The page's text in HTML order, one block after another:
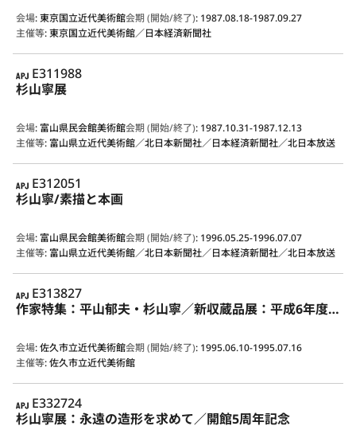
会場:東京国立近代美術館会期 (開始/終了): 1987.08.18-1987.09.27
主催等:東京国立近代美術館／日本経済新聞社
APJ
E311988
杉山寧展
会場: 富山県民会館美術館会期 (開始/終了): 1987.10.31-1987.12.13
主催等: 富山県立近代美術館／北日本新聞社／日本経済新聞社／北日本放送
APJ
E312051
杉山寧/素描と本画
会場: 富山県民会館美術館会期 (開始/終了): 1996.05.25-1996.07.07
主催等: 富山県立近代美術館／北日本新聞社／日本経済新聞社／北日本放送
APJ
E313827
作家特集：平山郁夫・杉山寧／新収蔵品展：平成6年度収蔵／館蔵名品選：書・彫刻・工芸
会場:佐久市立近代美術館会期 (開始/終了): 1995.06.10-1995.07.16
主催等:佐久市立近代美術館
APJ
E332724
杉山寧展：永遠の造形を求めて／開館5周年記念